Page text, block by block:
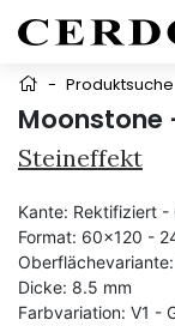
- Produktsuche
Moonstone
Steineffekt
Kante: Rektifiziert
Format: 60x120 -
Oberflächevariante:
Dicke: 8.5 mm
Farbvariation: V1 -